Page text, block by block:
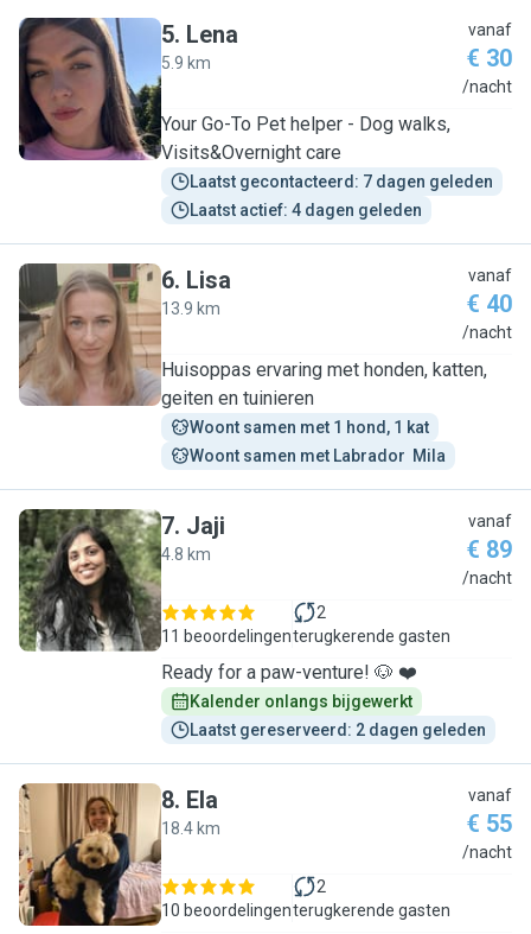
L
5. Lena
5.9 km
vanaf
€ 30
/nacht
Your Go-To Pet helper - Dog walks,
Visits&Overnight care
Laatst gecontacteerd: 7 dagen geleden
Laatst actief: 4 dagen geleden
L
6. Lisa
13.9 km
vanaf
€ 40
/nacht
Huisoppas ervaring met honden, katten,
geiten en tuinieren
Woont samen met 1 hond, 1 kat
Woont samen met Labrador  Mila
J
7. Jaji
4.8 km
vanaf
€ 89
/nacht
11 beoordelingen
2
terugkerende gasten
Ready for a paw-venture! 🐶 ❤️
Kalender onlangs bijgewerkt
Laatst gereserveerd: 2 dagen geleden
E
8. Ela
18.4 km
vanaf
€ 55
/nacht
10 beoordelingen
2
terugkerende gasten